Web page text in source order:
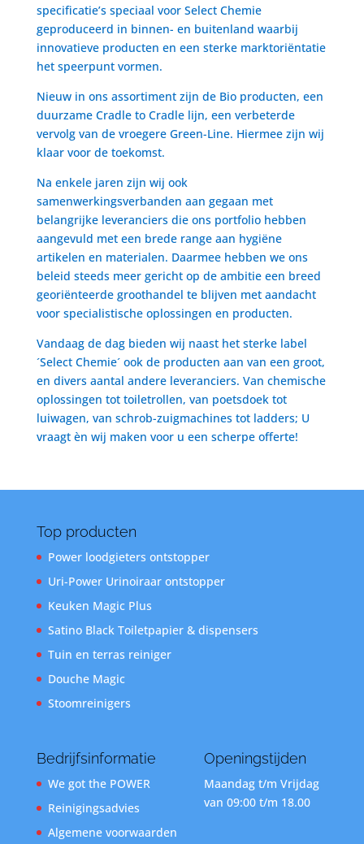
specificatie’s speciaal voor Select Chemie
geproduceerd in binnen- en buitenland waarbij
innovatieve producten en een sterke marktoriëntatie
het speerpunt vormen.
Nieuw in ons assortiment zijn de Bio producten, een
duurzame Cradle to Cradle lijn, een verbeterde
vervolg van de vroegere Green-Line. Hiermee zijn wij
klaar voor de toekomst.
Na enkele jaren zijn wij ook
samenwerkingsverbanden aan gegaan met
belangrijke leveranciers die ons portfolio hebben
aangevuld met een brede range aan hygiëne
artikelen en materialen. Daarmee hebben we ons
beleid steeds meer gericht op de ambitie een breed
georiënteerde groothandel te blijven met aandacht
voor specialistische oplossingen en producten.
Vandaag de dag bieden wij naast het sterke label
´Select Chemie´ ook de producten aan van een groot,
en divers aantal andere leveranciers. Van chemische
oplossingen tot toiletrollen, van poetsdoek tot
luiwagen, van schrob-zuigmachines tot ladders; U
vraagt èn wij maken voor u een scherpe offerte!
Top producten
Power loodgieters ontstopper
Uri-Power Urinoiraar ontstopper
Keuken Magic Plus
Satino Black Toiletpapier & dispensers
Tuin en terras reiniger
Douche Magic
Stoomreinigers
Bedrijfsinformatie
We got the POWER
Reinigingsadvies
Algemene voorwaarden
Openingstijden
Maandag t/m Vrijdag
van 09:00 t/m 18.00